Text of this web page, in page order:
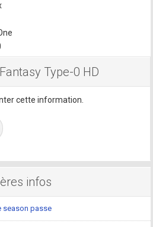
Type-0 HD
cette information.
infos
season passe